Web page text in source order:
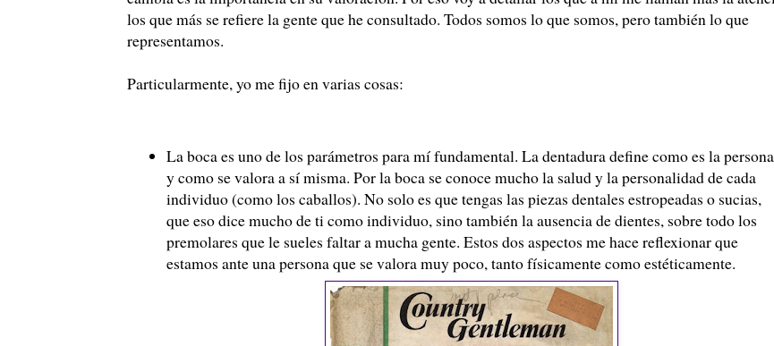
los que más se refiere la gente que he consultado. Todos somos lo que somos, pero también lo que
representamos.
Particularmente, yo me fijo en varias cosas:
La boca es uno de los parámetros para mí fundamental. La dentadura define como es la persona
y como se valora a sí misma. Por la boca se conoce mucho la salud y la personalidad de cada
individuo (como los caballos). No solo es que tengas las piezas dentales estropeadas o sucias,
que eso dice mucho de ti como individuo, sino también la ausencia de dientes, sobre todo los
premolares que le sueles faltar a mucha gente. Estos dos aspectos me hace reflexionar que
estamos ante una persona que se valora muy poco, tanto físicamente como estéticamente.